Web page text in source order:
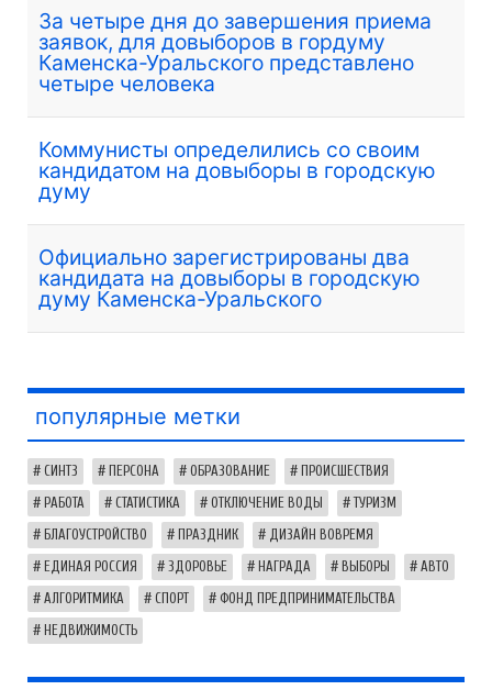
За четыре дня до завершения приема
заявок, для довыборов в гордуму
Каменска-Уральского представлено
четыре человека
Коммунисты определились со своим
кандидатом на довыборы в городскую
думу
Официально зарегистрированы два
кандидата на довыборы в городскую
думу Каменска-Уральского
популярные метки
СИНТЗ ПЕРСОНА ОБРАЗОВАНИЕ ПРОИСШЕСТВИЯ
РАБОТА СТАТИСТИКА ОТКЛЮЧЕНИЕ ВОДЫ ТУРИЗМ
БЛАГОУСТРОЙСТВО ПРАЗДНИК ДИЗАЙН ВОВРЕМЯ
ЕДИНАЯ РОССИЯ ЗДОРОВЬЕ НАГРАДА ВЫБОРЫ АВТО
АЛГОРИТМИКА СПОРТ ФОНД ПРЕДПРИНИМАТЕЛЬСТВА
НЕДВИЖИМОСТЬ